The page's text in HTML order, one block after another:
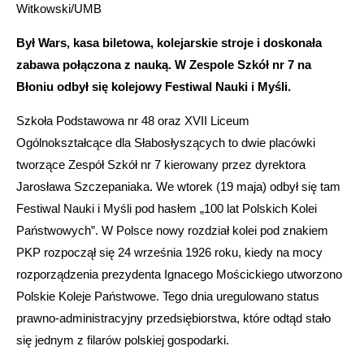
Witkowski/UMB
Był Wars, kasa biletowa, kolejarskie stroje i doskonała
zabawa połączona z nauką. W Zespole Szkół nr 7 na
Błoniu odbył się kolejowy Festiwal Nauki i Myśli.
Szkoła Podstawowa nr 48 oraz XVII Liceum
Ogólnokształcące dla Słabosłyszących to dwie placówki
tworzące Zespół Szkół nr 7 kierowany przez dyrektora
Jarosława Szczepaniaka. We wtorek (19 maja) odbył się tam
Festiwal Nauki i Myśli pod hasłem „100 lat Polskich Kolei
Państwowych”. W Polsce nowy rozdział kolei pod znakiem
PKP rozpoczął się 24 września 1926 roku, kiedy na mocy
rozporządzenia prezydenta Ignacego Mościckiego utworzono
Polskie Koleje Państwowe. Tego dnia uregulowano status
prawno-administracyjny przedsiębiorstwa, które odtąd stało
się jednym z filarów polskiej gospodarki.